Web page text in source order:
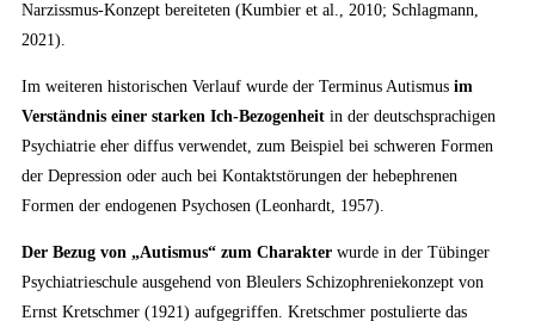
Narzissmus-Konzept bereiteten (Kumbier et al., 2010; Schlagmann,
2021).
Im weiteren historischen Verlauf wurde der Terminus Autismus im
Verständnis einer starken Ich-Bezogenheit in der deutschsprachigen
Psychiatrie eher diffus verwendet, zum Beispiel bei schweren Formen
der Depression oder auch bei Kontaktstörungen der hebephrenen
Formen der endogenen Psychosen (Leonhardt, 1957).
Der Bezug von „Autismus“ zum Charakter wurde in der Tübinger
Psychiatrieschule ausgehend von Bleulers Schizophreniekonzept von
Ernst Kretschmer (1921) aufgegriffen. Kretschmer postulierte das